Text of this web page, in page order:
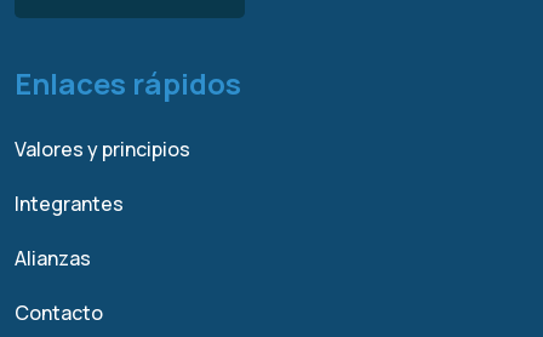
Enlaces rápidos
Valores y principios
Integrantes
Alianzas
Contacto